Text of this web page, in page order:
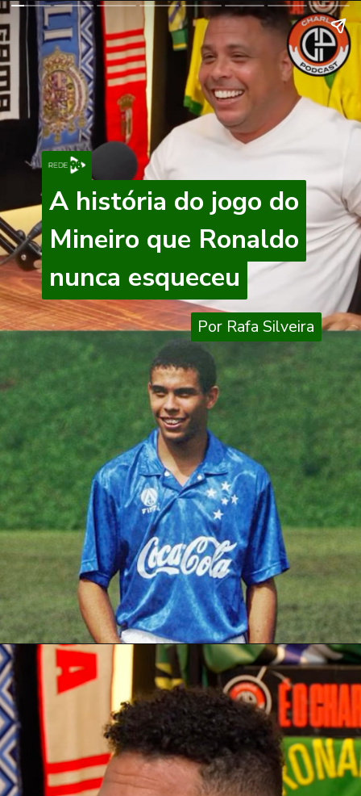
A história do jogo do
Mineiro que Ronaldo
nunca esqueceu
A história do jogo do
Mineiro que Ronaldo
nunca esqueceu
Por Rafa Silveira
Por Rafa Silveira